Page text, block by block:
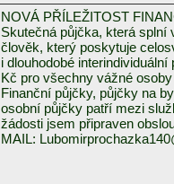
NOVÁ PŘÍLEŽITOST
Skutečná půjčka, která
člověk, který poskytuje
i dlouhodobé
Kč pro všechny vážné
Finanční půjčky, půjčky na
osobní půjčky patří mezi
žádosti jsem připraven
MAIL: